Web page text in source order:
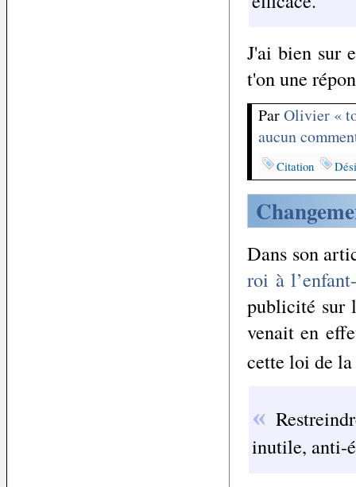
J'ai bien sur
t'on une
ParOlivier «
aucun
Citation
Dans son
roi à
publicité sur
venait en
cette loi de
inutile, anti-